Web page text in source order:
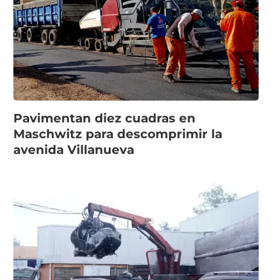
Pavimentan diez cuadras en
Maschwitz para descomprimir la
avenida Villanueva